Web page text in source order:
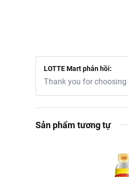
LOTTE Mart phản hồi:
Thank you for choosing
Sản phẩm tương tự